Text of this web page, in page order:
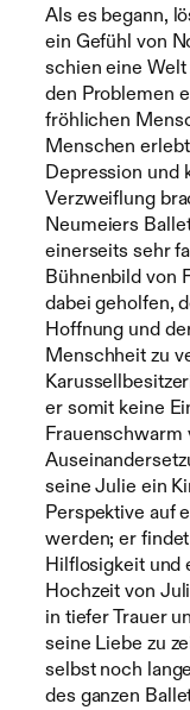
Als es begann,
ein Gefühl von
schien eine
den Problemen
fröhlichen
Menschen
Depression und
Verzweiflung
Neumeiers
einerseits sehr
Bühnenbild von
dabei geholfen,
Hoffnung und
Menschheit zu
er somit keine
Frauenschwarm
seine Julie ein
Perspektive auf
werden; er
Hilflosigkeit und
Hochzeit von
in tiefer Trauer
seine Liebe zu
selbst noch
des ganzen